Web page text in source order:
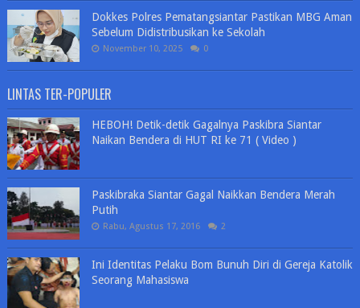
Dokkes Polres Pematangsiantar Pastikan MBG Aman
Sebelum Didistribusikan ke Sekolah
November 10, 2025 0
LINTAS TER-POPULER
HEBOH! Detik-detik Gagalnya Paskibra Siantar
Naikan Bendera di HUT RI ke 71 ( Video )
Paskibraka Siantar Gagal Naikkan Bendera Merah
Putih
Rabu, Agustus 17, 2016 2
Ini Identitas Pelaku Bom Bunuh Diri di Gereja Katolik
Seorang Mahasiswa